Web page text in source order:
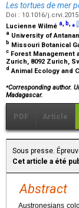
Les tortues de mer
Doi : 10.1016/
Lucienne Wilmé a, b,⁎
a University of
b Missouri Botanical
c Forest Management
Zurich, 8092 Zurich,
d Animal Ecology and
⁎Corresponding author.
Madagascar.
PDF Article
Sous presse.
Cet article a été
Abstract
Austronesians